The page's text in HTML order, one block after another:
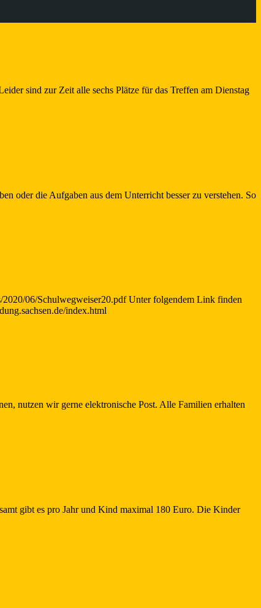
sind zur Zeit alle sechs Plätze für das Treffen am Dienstag
oder die Aufgaben aus dem Unterricht besser zu verstehen. So
06/Schulwegweiser20.pdf Unter folgendem Link finden
index.html
nutzen wir gerne elektronische Post. Alle Familien erhalten
gibt es pro Jahr und Kind maximal 180 Euro. Die Kinder